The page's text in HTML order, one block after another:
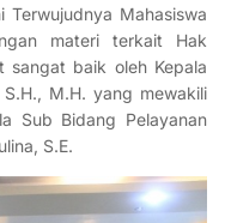
Mahasiswa
materi terkait Hak
sangat baik oleh Kepala
M.H. yang mewakili
Sub Bidang Pelayanan
S.E.